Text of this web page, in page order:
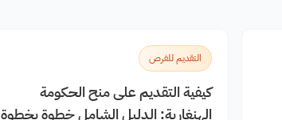
التقديم للفرص
كيفية التقديم على منح الحكومة
الهنغارية: الدليل الشامل خطوة بخطوة